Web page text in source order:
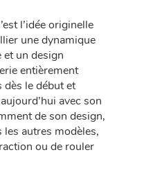
l’idée originelle
une dynamique
un design
entièrement
dès le début et
avec son
de son design,
autres modèles,
ou de rouler